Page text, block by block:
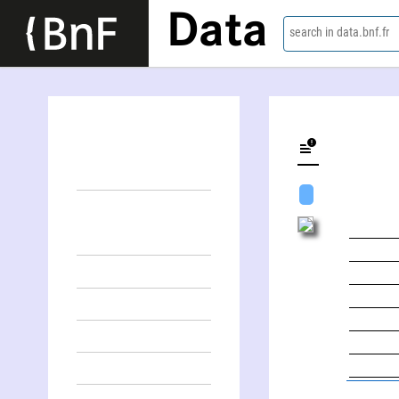
Data search in data.bnf.fr